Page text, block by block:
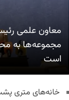
معاون علمی
مجموعه‌ها به
است
خانه‌های متری پشت